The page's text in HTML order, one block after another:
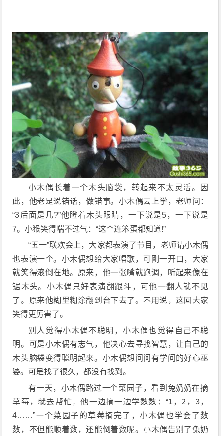
小木偶长着一个木头脑袋，转起来不太灵活。因
此，他老是说错话，做错事。小木偶去上学，老师问：
“3后面是几?”他瞪着木头眼睛，一下说是5，一下说是
7。小猴笑得喘不过气：“这个连笨蛋都知道!”
“五一”联欢会上，大家都表演了节目，老师请小木偶
也表演一个。小木偶想给大家唱歌，可刚一开口，大家
就笑得滚倒在地。原来，他一张嘴就跑调，听起来像在
锯木头。小木偶只好表演翻跟斗，可他一翻人就不见
了。原来他糊里糊涂翻到台下去了。不用说，这回大家
笑得更厉害了。
别人觉得小木偶不聪明，小木偶也觉得自己不聪
明。可是小木偶有志气，他决心去寻找智慧，让自己的
木头脑袋变得聪明起来。小木偶想问问有学问的好心巫
婆。可是找了很久，都没有找到。
有一天，小木偶路过一个菜园子，看到兔奶奶在摘
草莓，就去帮忙，他一边摘一边学数数：“1，2，3，
4……”一个菜园子的草莓摘完了，小木偶也学会了数
数，不但能顺着数，还能倒着数呢。小木偶告别了兔奶